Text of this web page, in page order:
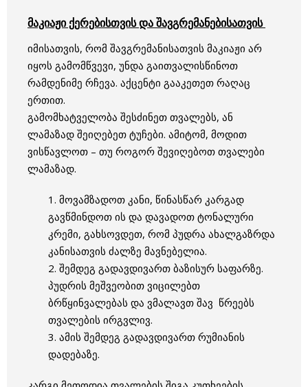
მაკიაჟი ქერებისთვის და შავგრემანებისათვის
იმისათვის, რომ შავგრემანისათვის მაკიაჟი არ
იყოს გამომწვევი, უნდა გაითვალისწინოთ
რამდენიმე რჩევა. აქცენტი გააკეთეთ რაღაც
ერთით.
გამომხატველობა შესძინეთ თვალებს, ან
ლამაზად შეიღებეთ ტუჩები. ამიტომ, მოდით
ვისწავლოთ – თუ როგორ შევიღებოთ თვალები
ლამაზად.
1. მოვამზადოთ კანი, წინასწარ კარგად
გავწმინდოთ ის და დავადოთ ტონალური
კრემი, გახსოვდეთ, რომ პუდრა ახალგაზრდა
კანისათვის ძალზე მავნებელია.
2. შემდეგ გადავდივართ ბაზისურ საფარზე.
პუდრის მეშვეობით ვიცილებთ
ბრწყინვალებას და ვმალავთ შავ წრეებს
თვალების ირგვლივ.
3. ამის შემდეგ გადავდივართ რუმიანის
დადებაზე.